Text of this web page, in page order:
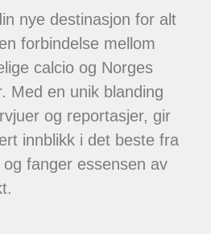
nye destinasjon for alt
forbindelse mellom
calcio og Norges
Med en unik blanding
og reportasjer, gir
innblikk i det beste fra
fanger essensen av